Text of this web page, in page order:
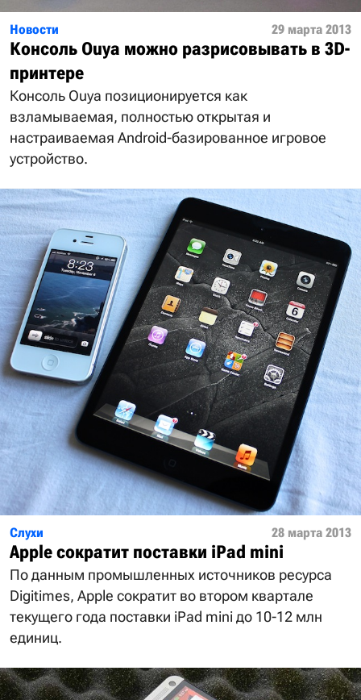
Новости 29 марта 2013
Консоль Ouya можно разрисовывать в 3D-
принтере
Консоль Ouya позиционируется как
взламываемая, полностью открытая и
настраиваемая Android-базированное игровое
устройство.
Слухи 28 марта 2013
Apple сократит поставки iPad mini
По данным промышленных источников ресурса
Digitimes, Apple сократит во втором квартале
текущего года поставки iPad mini до 10-12 млн
единиц.